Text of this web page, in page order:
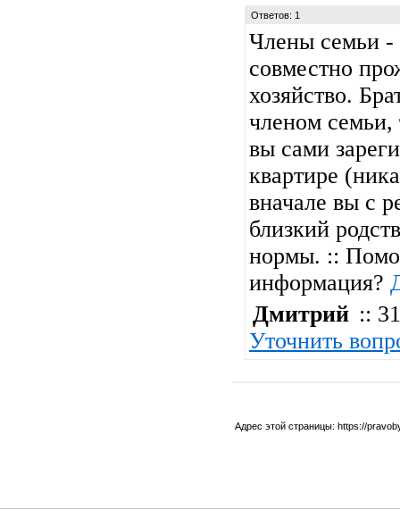
Ответов: 1
Члены семьи -
совместно
хозяйство.
членом семьи,
вы сами
квартире
вначале вы с
близкий
нормы. ::
информация?
Дмитрий ::
Уточнить
Адрес этой страницы: https://